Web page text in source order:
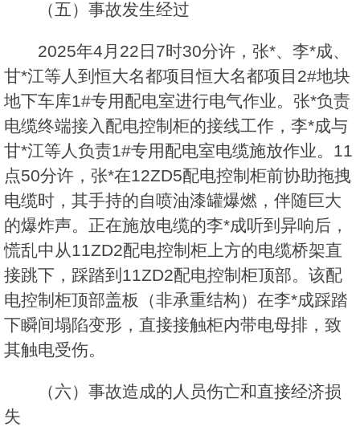
（五）事故发生经过
2025年4月22日7时30分许，张*、李*成、
甘*江等人到恒大名都项目恒大名都项目2#地块
地下车库1#专用配电室进行电气作业。张*负责
电缆终端接入配电控制柜的接线工作，李*成与
甘*江等人负责1#专用配电室电缆施放作业。11
点50分许，张*在12ZD5配电控制柜前协助拖拽
电缆时，其手持的自喷油漆罐爆燃，伴随巨大
的爆炸声。正在施放电缆的李*成听到异响后，
慌乱中从11ZD2配电控制柜上方的电缆桥架直
接跳下，踩踏到11ZD2配电控制柜顶部。该配
电控制柜顶部盖板（非承重结构）在李*成踩踏
下瞬间塌陷变形，直接接触柜内带电母排，致
其触电受伤。
（六）事故造成的人员伤亡和直接经济损
失